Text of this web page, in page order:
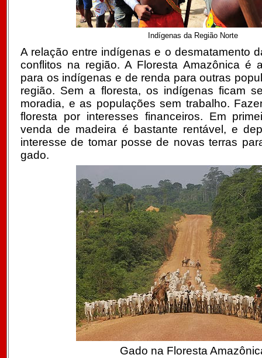
Indígenas da Região Norte
A relação entre indígenas e o desmatamento
conflitos na região. A Floresta Amazônica é
para os indígenas e de renda para outras
região. Sem a floresta, os indígenas ficam
moradia, e as populações sem trabalho.
floresta por interesses financeiros. Em
venda de madeira é bastante rentável, e
interesse de tomar posse de novas terras
gado.
Gado na Floresta